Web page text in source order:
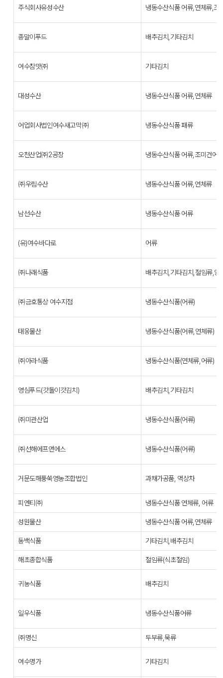
주식회사유성수산 냉동수산식품 어류,연체류,조
종말이푸드 배추김치,기타김치
여수참맛㈜ 기타김치
대성수산 냉동수산식품 어류,연체류
어업회사법인여수새고막㈜ 냉동수산식품 패류
오천산업㈜2공장 냉동수산식품 어류,조미건어
㈜우림수산 냉동수산식품 어류,연체류
남선수산 냉동수산식품 어류
(유)여수바다로 어류
㈜나래식품 배추김치,기타김치,절임류,양
㈜금호통상 여수지점 냉동수산식품(어류)
태웅물산 냉동수산식품(어류,연체류)
㈜아라식품 냉동수산식품(연체류,어류)
영심푸드(갓돌이갓김치) 배추김치,기타김치
㈜미관산업 냉동수산식품(어류)
㈜선해에프앤에스 냉동수산식품(어류)
거문도해풍쑥영농조합법인 과채가공품, 액상차
피엔티㈜ 냉동수산식품 연체류, 어류
성원물산 냉동수산식품 어류,연체류
동백식품 기타김치,배추김치
해초종합식품 절임류(식초절임)
귀농식품 배추김치
일우식품 냉동수산식품어류
㈜명신 두부류,묵류
여수명가 기타김치